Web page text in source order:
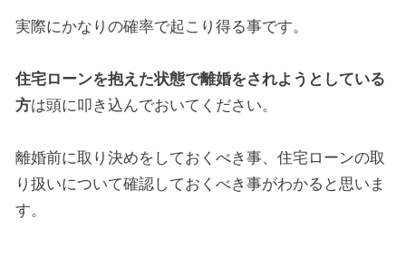
実際にかなりの確率で起こり得る事です。
住宅ローンを抱えた状態で離婚をされようとしている
方は頭に叩き込んでおいてください。
離婚前に取り決めをしておくべき事、住宅ローンの取
り扱いについて確認しておくべき事がわかると思いま
す。